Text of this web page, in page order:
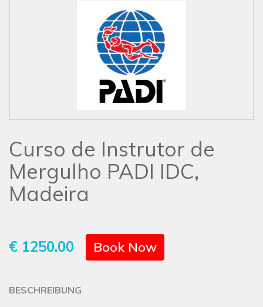
Curso de Instrutor de
Mergulho PADI IDC,
Madeira
€ 1250.00 Book Now
BESCHREIBUNG